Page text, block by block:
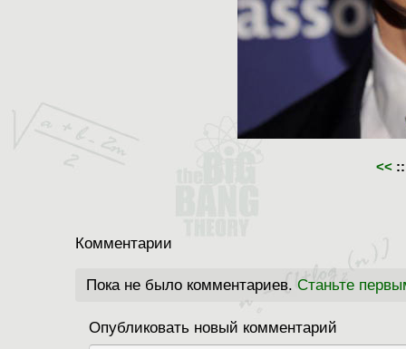
<< ::
Комментарии
Пока не было комментариев. Станьте
Опубликовать новый комментарий